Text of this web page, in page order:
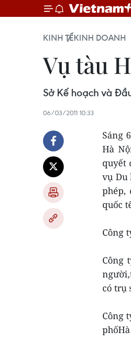
KINH TẾKINH DOANH
Vụ tàu
Sở Kế hoạch và
06/03/2011 10:33
Sáng
Hà
quyết
vụ Du
phép,
quốc
Công
Công
có trụ
Công